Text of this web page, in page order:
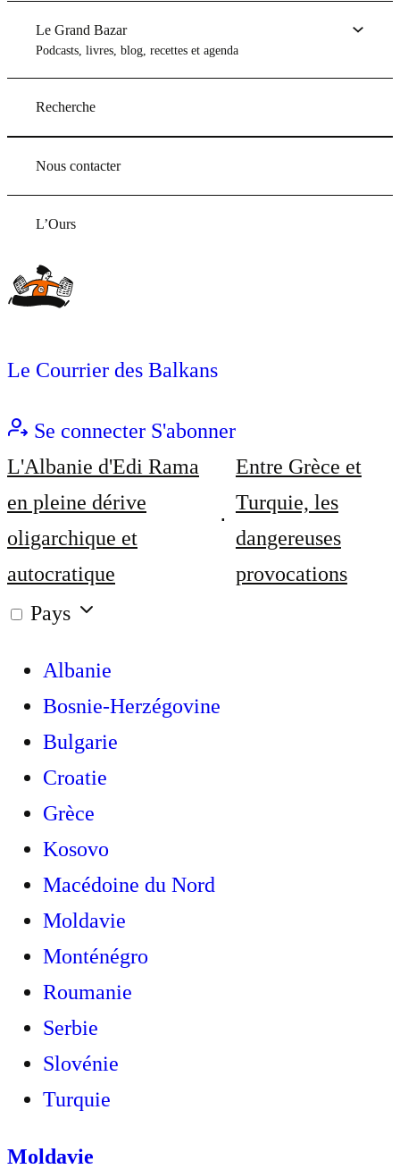
Le Grand Bazar
Podcasts, livres, blog, recettes et agenda
Recherche
Nous contacter
L’Ours
Le Courrier des Balkans
Se connecter S'abonner
L'Albanie d'Edi Rama
en pleine dérive
oligarchique et
autocratique
Entre Grèce et
Turquie, les
dangereuses
provocations
Pays
Albanie
Bosnie-Herzégovine
Bulgarie
Croatie
Grèce
Kosovo
Macédoine du Nord
Moldavie
Monténégro
Roumanie
Serbie
Slovénie
Turquie
Moldavie